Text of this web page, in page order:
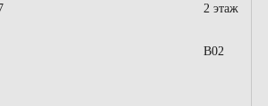
2 этаж
B02